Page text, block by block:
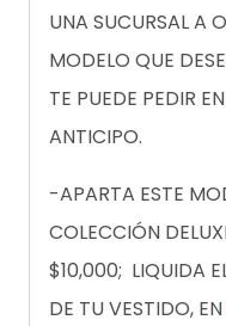
UNA SUCURSAL A
MODELO QUE
TE PUEDE PEDIR
ANTICIPO.
-APARTA ESTE
COLECCIÓN
$10,000; LIQUIDA
DE TU VESTIDO, EN